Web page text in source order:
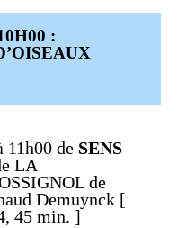
:
11h00 de SENS
LA
de
Demuynck [
45 min. ]